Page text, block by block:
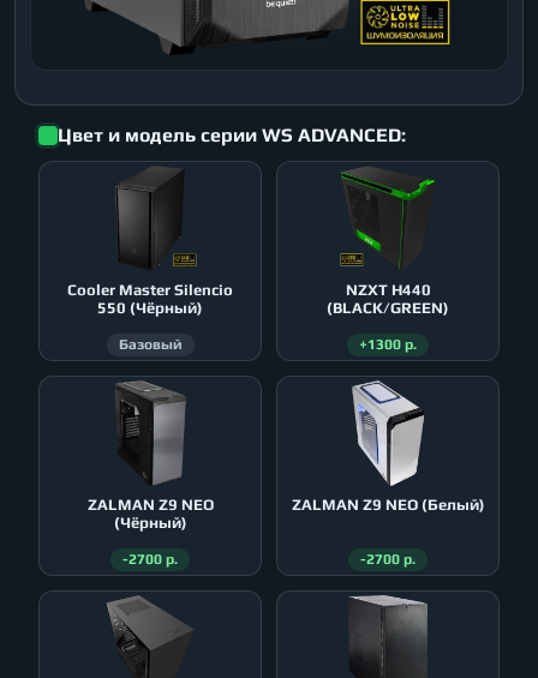
Цвет и модель серии WS ADVANCED:
Cooler Master Silencio
550 (Чёрный)
Базовый
NZXT H440
(BLACK/GREEN)
+1300 р.
ZALMAN Z9 NEO
(Чёрный)
-2700 р.
ZALMAN Z9 NEO (Белый)
-2700 р.